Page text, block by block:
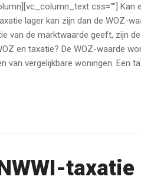
css=""] Kan
lager kan zijn dan de WOZ-
van de marktwaarde geeft, zijn
en taxatie? De WOZ-waarde
van vergelijkbare woningen. Een